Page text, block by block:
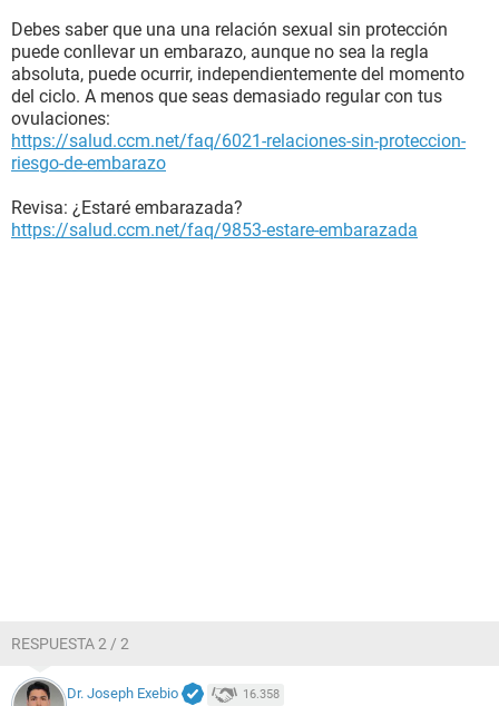
Debes saber que una una relación sexual sin protección
puede conllevar un embarazo, aunque no sea la regla
absoluta, puede ocurrir, independientemente del momento
del ciclo. A menos que seas demasiado regular con tus
ovulaciones:
https://salud.ccm.net/faq/6021-relaciones-sin-proteccion-
riesgo-de-embarazo
Revisa: ¿Estaré embarazada?
https://salud.ccm.net/faq/9853-estare-embarazada
RESPUESTA 2 / 2
Dr. Joseph Exebio 16.358